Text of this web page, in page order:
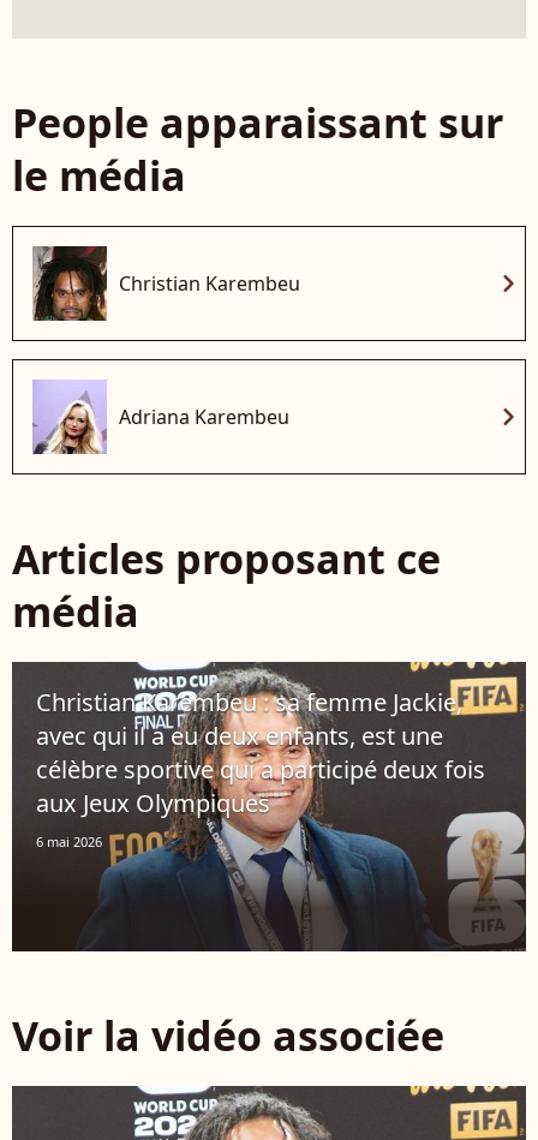
People apparaissant sur
le média
Christian Karembeu chevron_right
Adriana Karembeu chevron_right
Articles proposant ce
média
Christian Karembeu : sa femme Jackie,
avec qui il a eu deux enfants, est une
célèbre sportive qui a participé deux fois
aux Jeux Olympiques
6 mai 2026
Voir la vidéo associée